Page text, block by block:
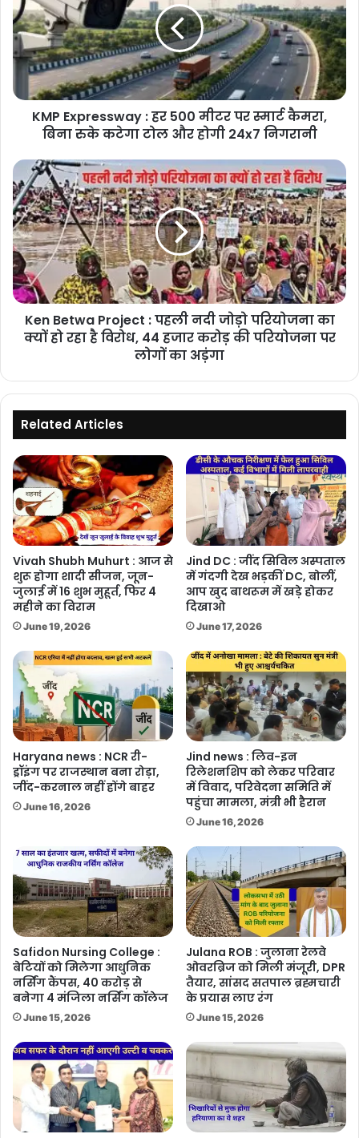
हर
500
मीटर
पर
कैमरा,
टोल
और
होगी
24x7
निगरानी
KMP Expressway : हर 500 मीटर पर स्मार्ट कैमरा,
बिना रुके कटेगा टोल और होगी 24x7 निगरानी
Ken
Betwa
Project
:
पहली
नदी
जोड़ो
परियोजना
का
विरोध,
हजार
करोड़
की
परियोजना
पर
लोगों
का
अड़ंगा
Ken Betwa Project : पहली नदी जोड़ो परियोजना का
क्यों हो रहा है विरोध, 44 हजार करोड़ की परियोजना पर
लोगों का अड़ंगा
Related Articles
Vivah Shubh Muhurt : आज से
शुरू होगा शादी सीजन, जून-
जुलाई में 16 शुभ मुहूर्त, फिर 4
महीने का विराम
June 19, 2026
Jind DC : जींद सिविल अस्पताल
में गंदगी देख भड़कीं DC, बोलीं,
आप खुद बाथरूम में खड़े होकर
दिखाओ
June 17, 2026
Haryana news : NCR री-
ड्रॉइंग पर राजस्थान बना रोड़ा,
जींद-करनाल नहीं होंगे बाहर
June 16, 2026
Jind news : लिव-इन
रिलेशनशिप को लेकर परिवार
में विवाद, परिवेदना समिति में
पहुंचा मामला, मंत्री भी हैरान
June 16, 2026
Safidon Nursing College :
बेटियों को मिलेगा आधुनिक
नर्सिंग कैंपस, 40 करोड़ से
बनेगा 4 मंजिला नर्सिंग कॉलेज
June 15, 2026
Julana ROB : जुलाना रेलवे
ओवरब्रिज को मिली मंजूरी, DPR
तैयार, सांसद सतपाल ब्रह्मचारी
के प्रयास लाए रंग
June 15, 2026